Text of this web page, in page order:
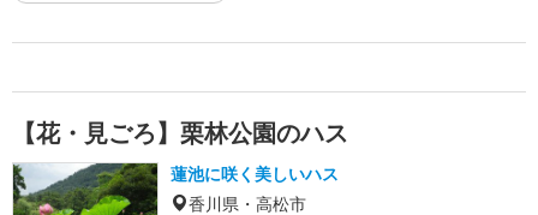
【花・見ごろ】栗林公園のハス
蓮池に咲く美しいハス
香川県・高松市